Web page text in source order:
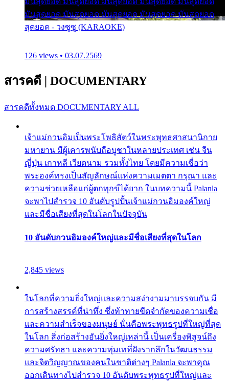
มันสุดยอด มันสุดยอด มันสุดยอด มันสุดยอด มันสุดยอด
สุดยอด - วงซูซู (KARAOKE)
126 views • 03.07.2569
สารคดี | DOCUMENTARY
สารคดีทั้งหมด DOCUMENTARY ALL
เจ้าแม่กวนอิมเป็นพระโพธิสัตว์ในพระพุทธศาสนานิกาย
มหายาน มีผู้เคารพนับถือบูชาในหลายประเทศ เช่น จีน
ญี่ปุ่น เกาหลี เวียดนาม รวมทั้งไทย โดยมีความเชื่อว่า
พระองค์ทรงเป็นสัญลักษณ์แห่งความเมตตา กรุณา และ
ความช่วยเหลือแก่ผู้ตกทุกข์ได้ยาก ในบทความนี้ Palanla
จะพาไปสำรวจ 10 อันดับรูปปั้นเจ้าแม่กวนอิมองค์ใหญ่
และมีชื่อเสียงที่สุดในโลกในปัจจุบัน
10 อันดับกวนอิมองค์ใหญ่และมีชื่อเสียงที่สุดในโลก
2,845 views
ในโลกที่ความยิ่งใหญ่และความสง่างามมาบรรจบกัน มี
การสร้างสรรค์ที่น่าทึ่ง ซึ่งท้าทายขีดจำกัดของความเชื่อ
และความสำเร็จของมนุษย์ นั่นคือพระพุทธรูปที่ใหญ่ที่สุด
ในโลก สิ่งก่อสร้างอันยิ่งใหญ่เหล่านี้ เป็นเครื่องพิสูจน์ถึง
ความศรัทธา และความทุ่มเทที่ฝังรากลึกในวัฒนธรรม
และจิตวิญญาณของคนในชาติต่างๆ Palanla จะพาคุณ
ออกเดินทางไปสำรวจ 10 อันดับพระพุทธรูปที่ใหญ่และ